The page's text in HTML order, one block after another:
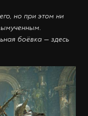
но при этом ни
боёвка — здесь